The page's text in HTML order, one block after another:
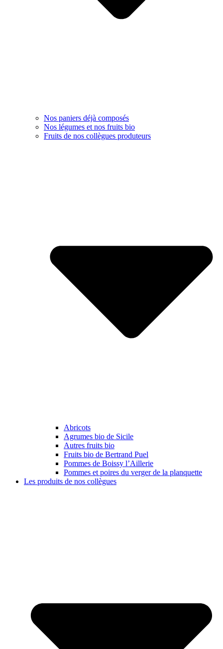
Nos paniers déjà composés
Nos légumes et nos fruits bio
Fruits de nos collègues produteurs
Abricots
Agrumes bio de Sicile
Autres fruits bio
Fruits bio de Bertrand Puel
Pommes de Boissy l’Aillerie
Pommes et poires du verger de la planquette
Les produits de nos collègues